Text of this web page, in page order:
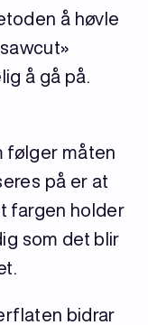
å høvle
å gå på.
følger måten
på er at
fargen holder
som det blir
bidrar